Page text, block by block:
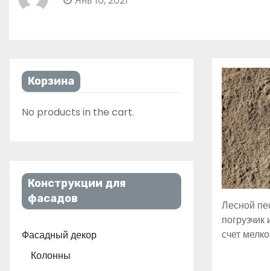
Корзина
No products in the cart.
Конструкции для
фасадов
Фасадный декор
Колонны
Лесной
счет